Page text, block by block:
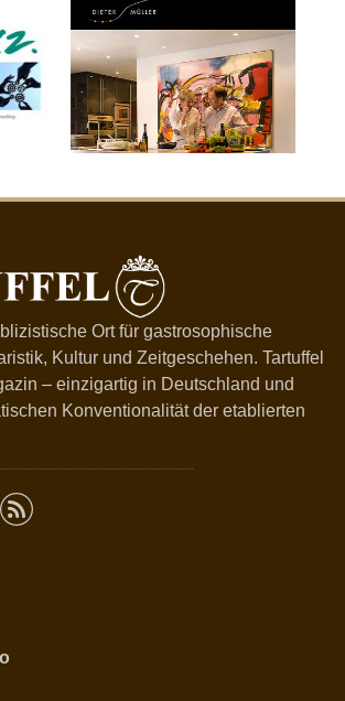
Ort für gastrosophische
Kultur und Zeitgeschehen. Tartuffel
– einzigartig in Deutschland und
Konventionalität der etablierten